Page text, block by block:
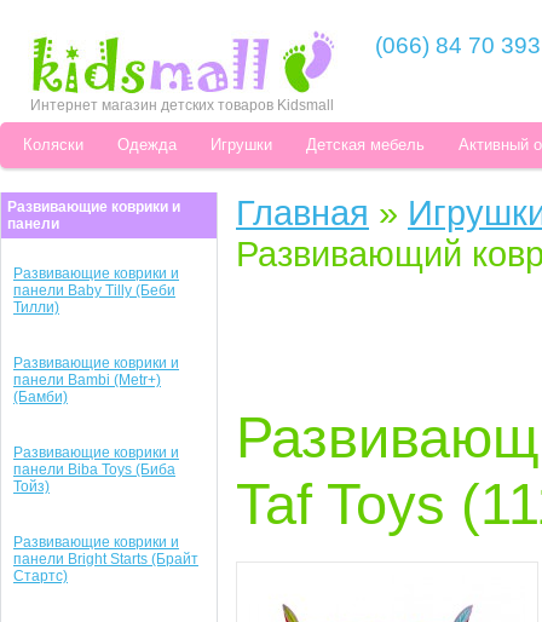
Интернет магазин детских товаров Kidsmall
(066) 84 70 393
Коляски Одежда Игрушки Детская мебель Активный
Развивающие коврики и
панели
Развивающие коврики и
панели Baby Tilly (Беби
Тилли)
Развивающие коврики и
панели Bambi (Metr+)
(Бамби)
Развивающие коврики и
панели Biba Toys (Биба
Тойз)
Развивающие коврики и
панели Bright Starts (Брайт
Стартс)
Главная »
Развивающий
Taf Toys